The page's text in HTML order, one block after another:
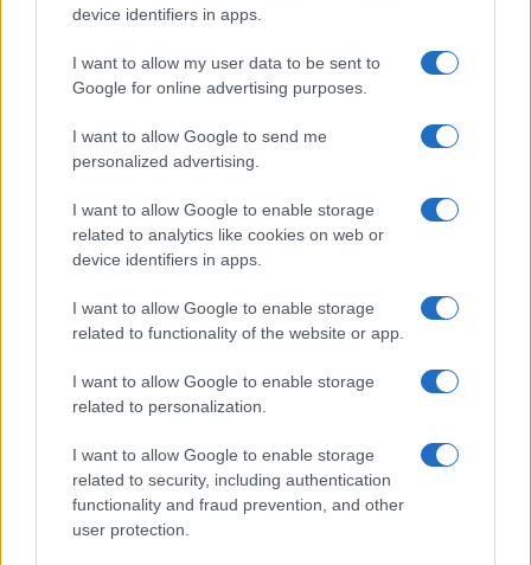
device identifiers in apps.
I want to allow my user data to be sent to
Google for online advertising purposes.
I want to allow Google to send me
personalized advertising.
I want to allow Google to enable storage
related to analytics like cookies on web or
device identifiers in apps.
I want to allow Google to enable storage
related to functionality of the website or app.
I want to allow Google to enable storage
related to personalization.
I want to allow Google to enable storage
related to security, including authentication
functionality and fraud prevention, and other
user protection.
Codacons denuncia: i problemi che affliggono la Sicilia
Matteo Pellegrino · 25 Lug 2026